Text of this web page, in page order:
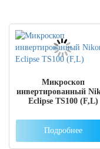
Микроскоп
инвертированный
Eclipse TS100 (F,L)
Подробнее